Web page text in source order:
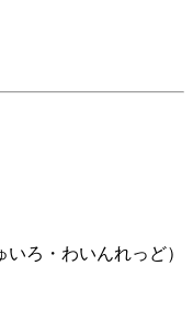
ろ・わいんれっど）